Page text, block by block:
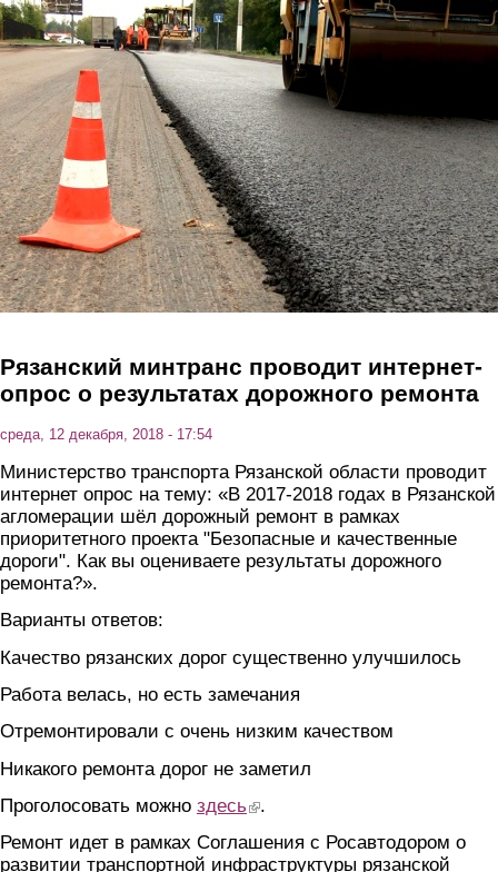
Перейти к основному содержанию
Рязанский минтранс проводит интернет-
опрос о результатах дорожного ремонта
среда, 12 декабря, 2018 - 17:54
Министерство транспорта Рязанской области проводит
интернет опрос на тему: «В 2017-2018 годах в Рязанской
агломерации шёл дорожный ремонт в рамках
приоритетного проекта "Безопасные и качественные
дороги". Как вы оцениваете результаты дорожного
ремонта?».
Варианты ответов:
Качество рязанских дорог существенно улучшилось
Работа велась, но есть замечания
Отремонтировали с очень низким качеством
Никакого ремонта дорог не заметил
Проголосовать можно здесь (link is external)
.
Ремонт идет в рамках Соглашения с Росавтодором о
развитии транспортной инфраструктуры рязанской